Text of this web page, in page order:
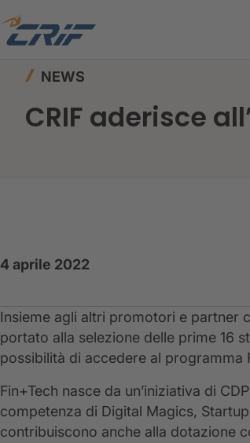
Home
NEWS
CRIF aderisce
4 aprile 2022
Insieme agli altri promotori e partner
portato alla selezione delle prime 16
possibilità di accedere al programma
Fin+Tech nasce da un’iniziativa di
competenza di Digital Magics,
contribuiscono anche alla dotazione